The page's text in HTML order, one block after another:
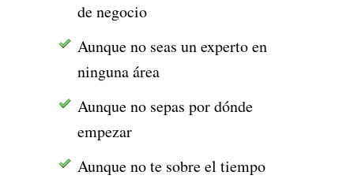
de negocio
Aunque no seas un experto en
ninguna área
Aunque no sepas por dónde
empezar
Aunque no te sobre el tiempo